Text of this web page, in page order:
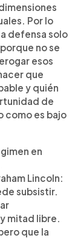
Por lo
defensa solo
no se
esos
que
y quién
de
como es bajo
en
Lincoln:
subsistir.
mitad libre.
que la